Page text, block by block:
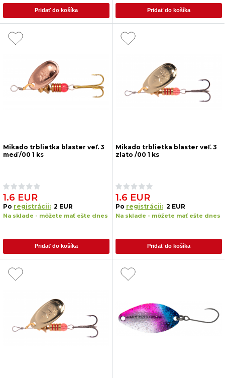
Pridať do košíka Pridať do košíka
Mikado trblietka blaster veľ. 3
meď /00 1 ks
1.6 EUR
Po registrácii: 2 EUR
Na sklade - môžete mať ešte dnes
Pridať do košíka
Mikado trblietka blaster veľ. 3
zlato /00 1 ks
1.6 EUR
Po registrácii: 2 EUR
Na sklade - môžete mať ešte dnes
Pridať do košíka